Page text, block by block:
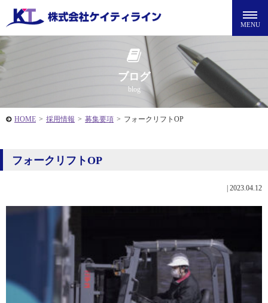
ブログ
blog
HOME > 採用情報 > 募集要項 > フォークリフトOP
フォークリフトOP
2023.04.12